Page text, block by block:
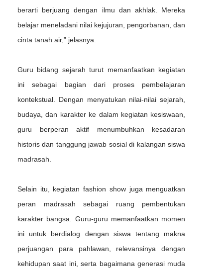
berarti berjuang dengan ilmu dan akhlak. Mereka
belajar meneladani nilai kejujuran, pengorbanan, dan
cinta tanah air,” jelasnya.
Guru bidang sejarah turut memanfaatkan kegiatan
ini sebagai bagian dari proses pembelajaran
kontekstual. Dengan menyatukan nilai-nilai sejarah,
budaya, dan karakter ke dalam kegiatan kesiswaan,
guru berperan aktif menumbuhkan kesadaran
historis dan tanggung jawab sosial di kalangan siswa
madrasah.
Selain itu, kegiatan fashion show juga menguatkan
peran madrasah sebagai ruang pembentukan
karakter bangsa. Guru-guru memanfaatkan momen
ini untuk berdialog dengan siswa tentang makna
perjuangan para pahlawan, relevansinya dengan
kehidupan saat ini, serta bagaimana generasi muda